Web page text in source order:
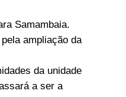
Samambaia.
ampliação da
da unidade
a ser a